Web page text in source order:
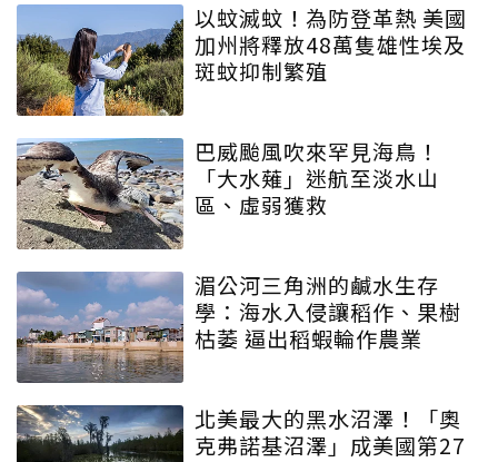
以蚊滅蚊！為防登革熱 美國
加州將釋放48萬隻雄性埃及
斑蚊抑制繁殖
巴威颱風吹來罕見海鳥！
「大水薙」迷航至淡水山
區、虛弱獲救
湄公河三角洲的鹹水生存
學：海水入侵讓稻作、果樹
枯萎 逼出稻蝦輪作農業
北美最大的黑水沼澤！「奧
克弗諾基沼澤」成美國第27